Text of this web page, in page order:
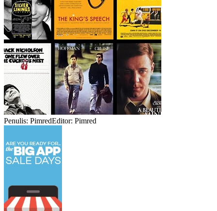
Penulis: PimredEditor: Pimred